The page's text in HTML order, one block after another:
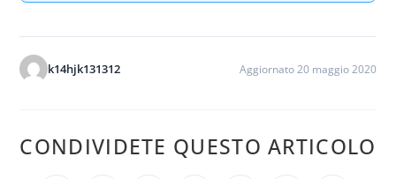
k14hjk131312 Aggiornato 20 maggio 2020
CONDIVIDETE QUESTO ARTICOLO